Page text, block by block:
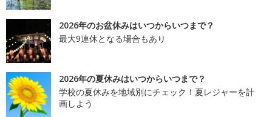
2026年のお盆休みはいつからいつまで？
最大9連休となる場合もあり
2026年の夏休みはいつからいつまで？
学校の夏休みを地域別にチェック！夏レジャーを計
画しよう